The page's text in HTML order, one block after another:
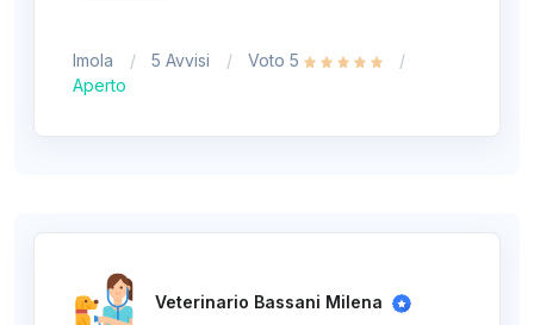
Imola 5 Avvisi
Voto 5
Aperto
Veterinario Bassani Milena